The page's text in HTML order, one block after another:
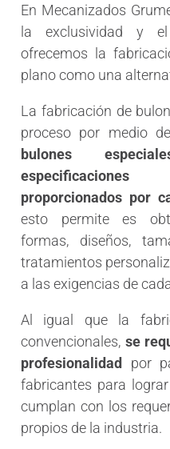
En Mecanizados
la exclusividad y
ofrecemos la
plano como una
La fabricación de
proceso por medio
bulones
proporcionados por
esto permite es
formas, diseños,
tratamientos
a las exigencias de
Al igual que la
convencionales, se
profesionalidad
por
fabricantes para
cumplan con los
propios de la industria.